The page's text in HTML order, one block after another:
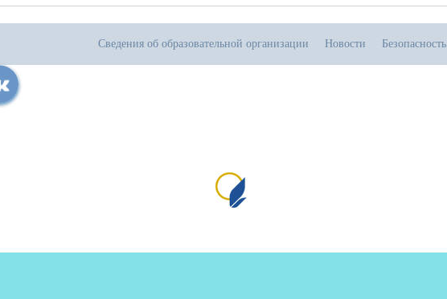
Сведения об образовательной организации Новости Безопасность